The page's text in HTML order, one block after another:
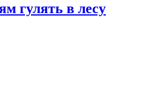
гулять в лесу